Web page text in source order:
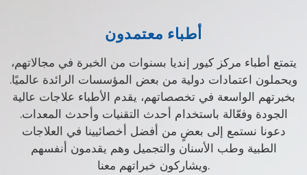
أطباء معتمدون
يتمتع أطباء مركز كيور إنديا بسنوات من الخبرة في مجالاتهم،
ويحملون اعتمادات دولية من بعض المؤسسات الرائدة عالميًا.
بخبرتهم الواسعة في تخصصاتهم، يقدم الأطباء علاجات عالية
الجودة وفعّالة باستخدام أحدث التقنيات وأحدث المعدات.
دعونا نستمع إلى بعضٍ من أفضل أخصائيينا في العلاجات
الطبية وطب الأسنان والتجميل وهم يقدمون أنفسهم
ويشاركون خبراتهم معنا.